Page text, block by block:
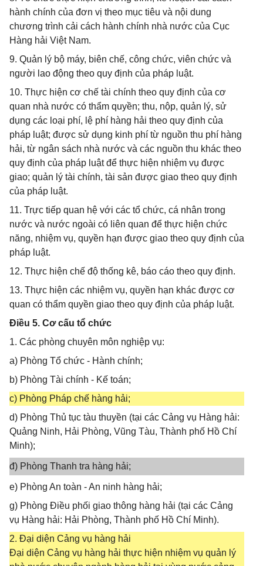
hành chính của đơn vị theo mục tiêu và nội dung
chương trình cải cách hành chính nhà nước của Cục
Hàng hải Việt Nam.
9. Quản lý bộ máy, biên chế, công chức, viên chức và
người lao động theo quy định của pháp luật.
10. Thực hiện cơ chế tài chính theo quy định của cơ
quan nhà nước có thẩm quyền; thu, nộp, quản lý, sử
dụng các loại phí, lệ phí hàng hải theo quy định của
pháp luật; được sử dụng kinh phí từ nguồn thu phí hàng
hải, từ ngân sách nhà nước và các nguồn thu khác theo
quy định của pháp luật để thực hiện nhiệm vụ được
giao; quản lý tài chính, tài sản được giao theo quy định
của pháp luật.
11. Trực tiếp quan hệ với các tổ chức, cá nhân trong
nước và nước ngoài có liên quan để thực hiện chức
năng, nhiệm vụ, quyền hạn được giao theo quy định của
pháp luật.
12. Thực hiện chế độ thống kê, báo cáo theo quy định.
13. Thực hiện các nhiệm vụ, quyền hạn khác được cơ
quan có thẩm quyền giao theo quy định của pháp luật.
Điều 5. Cơ cấu tổ chức
1. Các phòng chuyên môn nghiệp vụ:
a) Phòng Tổ chức - Hành chính;
b) Phòng Tài chính - Kế toán;
c) Phòng Pháp chế hàng hải;
d) Phòng Thủ tục tàu thuyền (tại các Cảng vụ Hàng hải:
Quảng Ninh, Hải Phòng, Vũng Tàu, Thành phố Hồ Chí
Minh);
đ) Phòng Thanh tra hàng hải;
e) Phòng An toàn - An ninh hàng hải;
g) Phòng Điều phối giao thông hàng hải (tại các Cảng
vụ Hàng hải: Hải Phòng, Thành phố Hồ Chí Minh).
2. Đại diện Cảng vụ hàng hải
Đại diện Cảng vụ hàng hải thực hiện nhiệm vụ quản lý